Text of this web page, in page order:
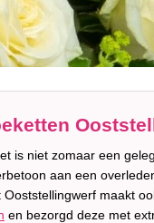
is niet zomaar een
aan een
Ooststellingwerf maakt
en bezorgd deze met